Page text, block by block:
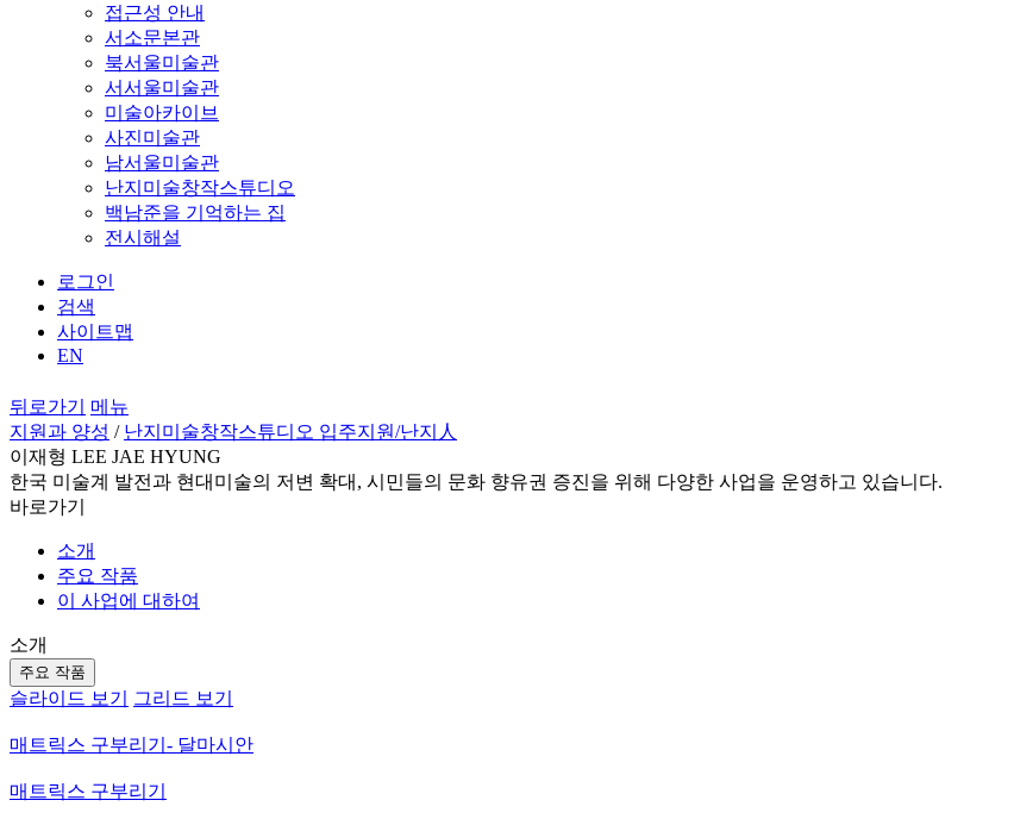
접근성 안내
서소문본관
북서울미술관
서서울미술관
미술아카이브
사진미술관
남서울미술관
난지미술창작스튜디오
백남준을 기억하는 집
전시해설
로그인
검색
사이트맵
EN
뒤로가기
메뉴
지원과 양성 / 난지미술창작스튜디오 입주지원/난지人
이재형 LEE JAE HYUNG
한국 미술계 발전과 현대미술의 저변 확대, 시민들의 문화 향유권 증진을 위해 다양한 사업을 운영하고 있습니다.
바로가기
소개
주요 작품
이 사업에 대하여
소개
주요 작품
슬라이드 보기 그리드 보기
매트릭스 구부리기- 달마시안
매트릭스 구부리기